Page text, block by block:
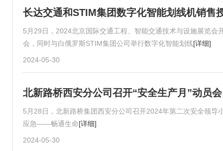
长达交通和STIM集团数字化智能划线机销售
5月29日，2024北京国际交通工程、智能交通技术与设施展览
会，同时与白俄罗斯STIM集团公司举行数字化智能划线[详细]
2024-05-30
北新路桥西安分公司召开“安全生产月”动员会
5月28日，北新路桥集团西安分公司召开2024年第二次安全领导
应急——畅通生命[详细]
2024-05-30